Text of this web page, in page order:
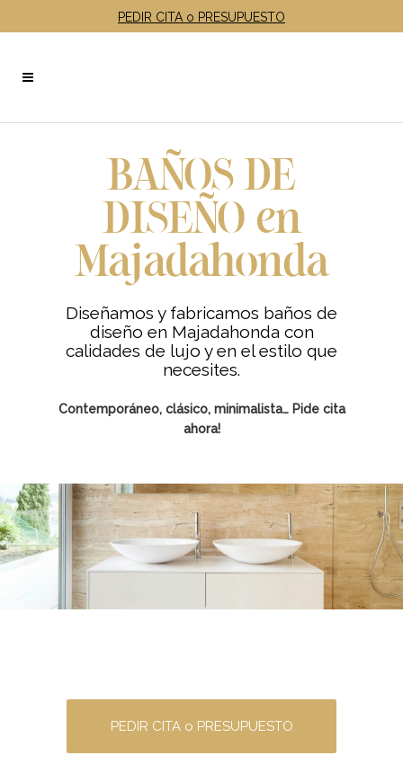
PEDIR CITA o PRESUPUESTO
BAÑOS DE
DISEÑO en
Majadahonda
Diseñamos y fabricamos baños de
diseño en Majadahonda con
calidades de lujo y en el estilo que
necesites.
Contemporáneo, clásico, minimalista… Pide cita
ahora!
PEDIR CITA o PRESUPUESTO